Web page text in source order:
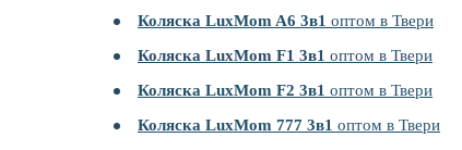
Коляска LuxMom A6 3в1 оптом в Твери
Коляска LuxMom F1 3в1 оптом в Твери
Коляска LuxMom F2 3в1 оптом в Твери
Коляска LuxMom 777 3в1 оптом в Твери